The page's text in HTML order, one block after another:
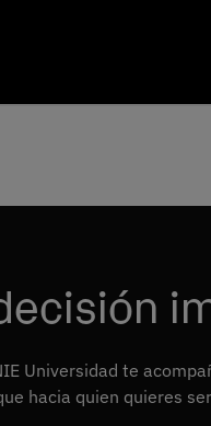
Universidad te
hacia quien quieres